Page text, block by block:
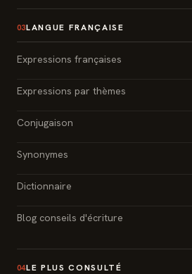
03LANGUE FRANÇAISE
Expressions françaises
Expressions par thèmes
Conjugaison
Synonymes
Dictionnaire
Blog conseils d'écriture
04LE PLUS CONSULTÉ